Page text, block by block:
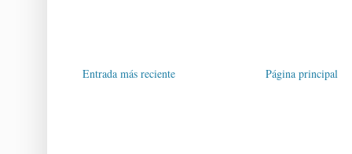
Entrada más reciente Página principal